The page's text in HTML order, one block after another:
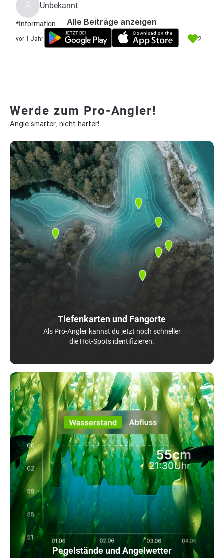
Unbekannt
*Information
vor 1 Jahr 2
Alle Beiträge anzeigen
Werde zum Pro-Angler!
Angle smarter, nicht härter!
Tiefenkarten und Fangorte
Als Pro-Angler kannst du jetzt noch schneller
die Hot-Spots identifizieren.
Pegelstände und Angelwetter